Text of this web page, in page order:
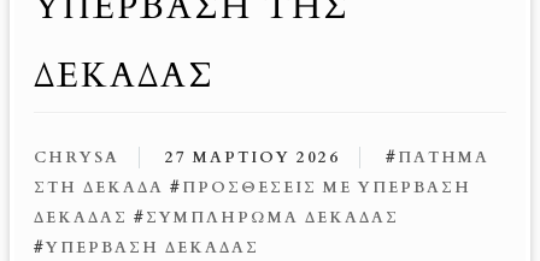
ΔΕΚΆΔΑΣ
CHRYSA 27 ΜΑΡΤΊΟΥ 2026 #ΠΆΤΗΜΑ
ΣΤΗ ΔΕΚΆΔΑ #ΠΡΟΣΘΈΣΕΙΣ ΜΕ ΥΠΈΡΒΑΣΗ
ΔΕΚΆΔΑΣ #ΣΥΜΠΛΉΡΩΜΑ ΔΕΚΆΔΑΣ
#ΥΠΈΡΒΑΣΗ ΔΕΚΆΔΑΣ